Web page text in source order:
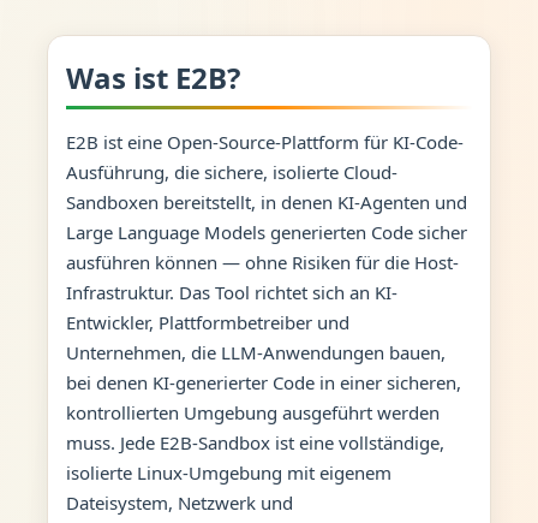
Was ist E2B?
E2B ist eine Open-Source-Plattform für KI-Code-
Ausführung, die sichere, isolierte Cloud-
Sandboxen bereitstellt, in denen KI-Agenten und
Large Language Models generierten Code sicher
ausführen können — ohne Risiken für die Host-
Infrastruktur. Das Tool richtet sich an KI-
Entwickler, Plattformbetreiber und
Unternehmen, die LLM-Anwendungen bauen,
bei denen KI-generierter Code in einer sicheren,
kontrollierten Umgebung ausgeführt werden
muss. Jede E2B-Sandbox ist eine vollständige,
isolierte Linux-Umgebung mit eigenem
Dateisystem, Netzwerk und